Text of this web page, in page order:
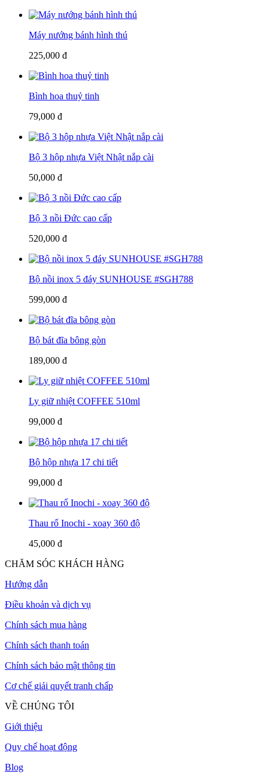
Máy nướng bánh hình thú
225,000 đ
Bình hoa thuỷ tinh
79,000 đ
Bộ 3 hộp nhựa Việt Nhật nắp cài
50,000 đ
Bộ 3 nồi Đức cao cấp
520,000 đ
Bộ nồi inox 5 đáy SUNHOUSE #SGH788
599,000 đ
Bộ bát đĩa bông gòn
189,000 đ
Ly giữ nhiệt COFFEE 510ml
99,000 đ
Bộ hộp nhựa 17 chi tiết
99,000 đ
Thau rổ Inochi - xoay 360 độ
45,000 đ
CHĂM SÓC KHÁCH HÀNG
Hướng dẫn
Điều khoản và dịch vụ
Chính sách mua hàng
Chính sách thanh toán
Chính sách bảo mật thông tin
Cơ chế giải quyết tranh chấp
VỀ CHÚNG TÔI
Giới thiệu
Quy chế hoạt động
Blog